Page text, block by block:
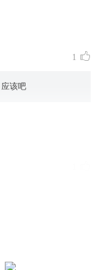
1
应该吧